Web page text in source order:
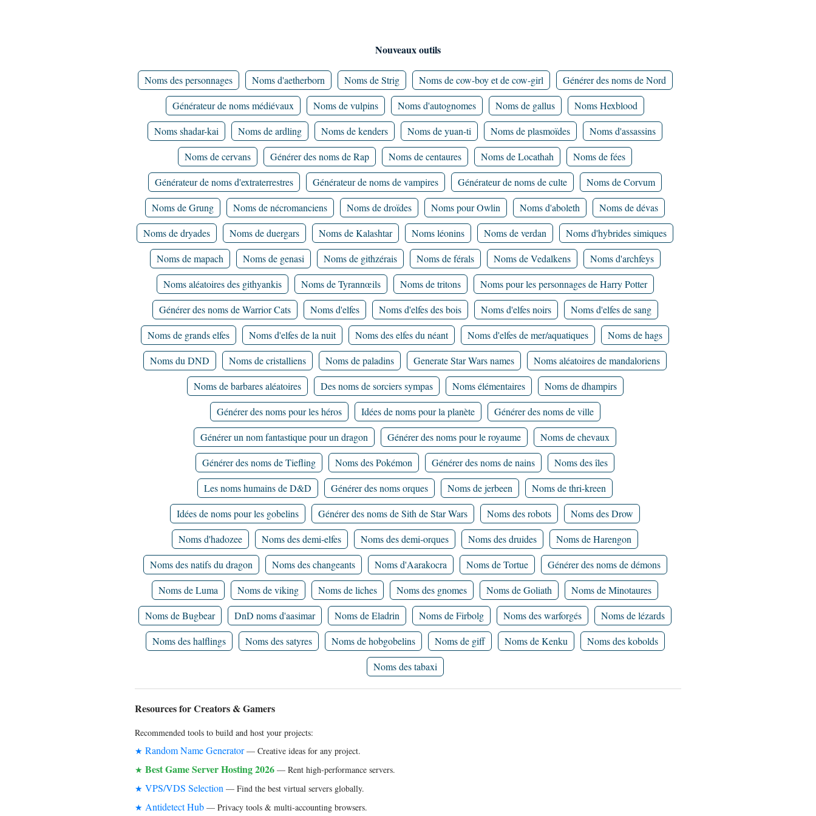
Nouveaux outils
Noms des personnages Noms d'aetherborn Noms de Strig Noms de cow-boy et de cow-girl
Générer des noms de Nord
Générateur de noms médiévaux
Noms de vulpins Noms d'autognomes Noms de gallus
Noms Hexblood
Noms shadar-kai
Noms de ardling Noms de kenders Noms de yuan-ti Noms de plasmoïdes
Noms d'assassins
Noms de cervans
Générer des noms de Rap Noms de centaures Noms de Locathah
Noms de fées
Générateur de noms d'extraterrestres
Générateur de noms de vampires Générateur de noms de culte
Noms de Corvum
Noms de Grung
Noms de nécromanciens Noms de droïdes Noms pour Owlin Noms d'aboleth
Noms de dévas
Noms de dryades
Noms de duergars Noms de Kalashtar Noms léonins Noms de verdan
Noms d'hybrides simiques
Noms de mapach
Noms de genasi Noms de githzérais Noms de férals Noms de Vedalkens
Noms d'archfeys
Noms aléatoires des githyankis
Noms de Tyrannœils Noms de tritons
Noms pour les personnages de Harry Potter
Générer des noms de Warrior Cats
Noms d'elfes Noms d'elfes des bois Noms d'elfes noirs
Noms d'elfes de sang
Noms de grands elfes
Noms d'elfes de la nuit Noms des elfes du néant Noms d'elfes de mer/aquatiques
Noms de hags
Noms du DND
Noms de cristalliens Noms de paladins Generate Star Wars names
Noms aléatoires de mandaloriens
Noms de barbares aléatoires
Des noms de sorciers sympas Noms élémentaires
Noms de dhampirs
Générer des noms pour les héros
Idées de noms pour la planète
Générer des noms de ville
Générer un nom fantastique pour un dragon
Générer des noms pour le royaume
Noms de chevaux
Générer des noms de Tiefling
Noms des Pokémon Générer des noms de nains
Noms des îles
Les noms humains de D&D
Générer des noms orques Noms de jerbeen
Noms de thri-kreen
Idées de noms pour les gobelins
Générer des noms de Sith de Star Wars Noms des robots
Noms des Drow
Noms d'hadozee
Noms des demi-elfes Noms des demi-orques Noms des druides
Noms de Harengon
Noms des natifs du dragon
Noms des changeants Noms d'Aarakocra Noms de Tortue
Générer des noms de démons
Noms de Luma
Noms de viking Noms de liches Noms des gnomes Noms de Goliath
Noms de Minotaures
Noms de Bugbear
DnD noms d'aasimar Noms de Eladrin Noms de Firbolg Noms des warforgés
Noms de lézards
Noms des halflings
Noms des satyres Noms de hobgobelins Noms de giff Noms de Kenku
Noms des kobolds
Noms des tabaxi
Resources for Creators & Gamers
Recommended tools to build and host your projects:
★ Random Name Generator— Creative ideas for any project.
★ Best Game Server Hosting 2026 — Rent high-performance servers.
★ VPS/VDS Selection — Find the best virtual servers globally.
★ Antidetect Hub — Privacy tools & multi-accounting browsers.